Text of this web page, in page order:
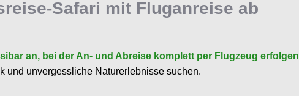
Safari mit Fluganreise ab
an, bei der An- und Abreise komplett per Flugzeug erfolgen
und unvergessliche Naturerlebnisse suchen.